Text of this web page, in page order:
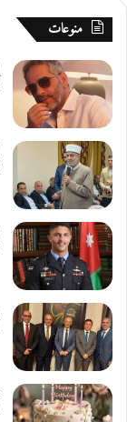
منوعات